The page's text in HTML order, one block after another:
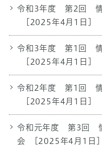
令和3年度 第2回 情
[2025年4月1日]
令和3年度 第1回 情
[2025年4月1日]
令和2年度 第1回 情
[2025年4月1日]
令和元年度 第3回
会
[2025年4月1日]